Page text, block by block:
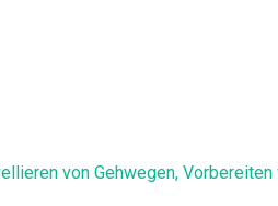
von Gehwegen, Vorbereiten